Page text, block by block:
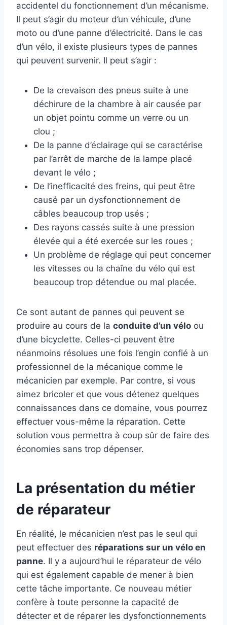
accidentel du fonctionnement d’un mécanisme.
Il peut s’agir du moteur d’un véhicule, d’une
moto ou d’une panne d’électricité. Dans le cas
d’un vélo, il existe plusieurs types de pannes
qui peuvent survenir. Il peut s’agir :
De la crevaison des pneus suite à une
déchirure de la chambre à air causée par
un objet pointu comme un verre ou un
clou ;
De la panne d’éclairage qui se caractérise
par l’arrêt de marche de la lampe placé
devant le vélo ;
De l’inefficacité des freins, qui peut être
causé par un dysfonctionnement de
câbles beaucoup trop usés ;
Des rayons cassés suite à une pression
élevée qui a été exercée sur les roues ;
Un problème de réglage qui peut concerner
les vitesses ou la chaîne du vélo qui est
beaucoup trop détendue ou mal placée.
Ce sont autant de pannes qui peuvent se
produire au cours de la conduite d’un vélo ou
d’une bicyclette. Celles-ci peuvent être
néanmoins résolues une fois l’engin confié à un
professionnel de la mécanique comme le
mécanicien par exemple. Par contre, si vous
aimez bricoler et que vous détenez quelques
connaissances dans ce domaine, vous pourrez
effectuer vous-même la réparation. Cette
solution vous permettra à coup sûr de faire des
économies sans trop dépenser.
La présentation du métier
de réparateur
En réalité, le mécanicien n’est pas le seul qui
peut effectuer des réparations sur un vélo en
panne. Il y a aujourd’hui le réparateur de vélo
qui est également capable de mener à bien
cette tâche importante. Ce nouveau métier
confère à toute personne la capacité de
détecter et de réparer les dysfonctionnements